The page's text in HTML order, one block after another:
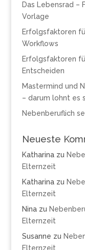
Das Lebensrad –
Vorlage
Erfolgsfaktoren
Workflows
Erfolgsfaktoren
Entscheiden
Mastermind und
– darum lohnt es
Nebenberuflich
Neueste
Katharinazu
Elternzeit
Katharinazu
Elternzeit
Ninazu
Elternzeit
Susanne zu
Elternzeit